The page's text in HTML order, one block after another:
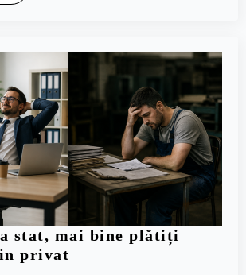
stat, mai bine plătiți
privat